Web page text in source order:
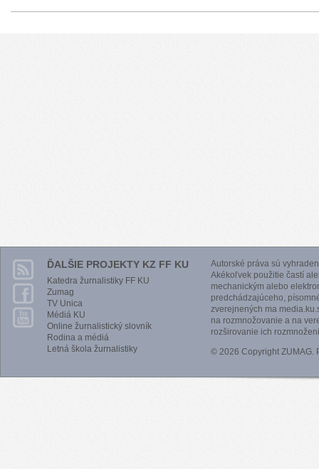
ĎALŠIE PROJEKTY KZ FF KU
Katedra žurnalistiky FF KU
Zumag
TV Unica
Médiá KU
Online žurnalistický slovník
Rodina a médiá
Letná škola žurnalistiky
Autorské práva sú
Akékoľvek použitie častí
mechanickým alebo
predchádzajúceho,
zverejnených ma
na rozmnožovanie a na
rozširovanie ich
© 2026 Copyright ZUMAG.